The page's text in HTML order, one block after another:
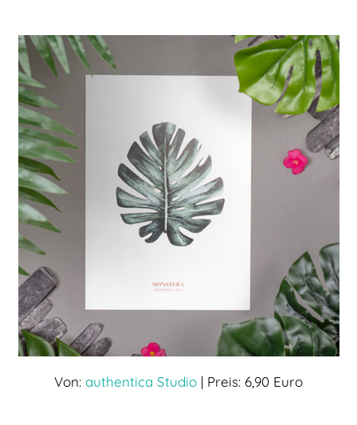
Von: authentica Studio | Preis: 6,90 Euro